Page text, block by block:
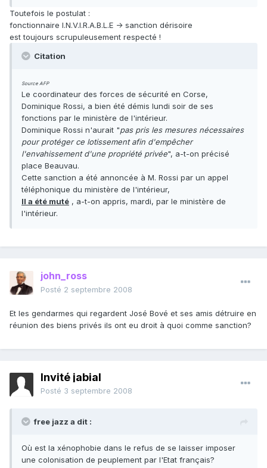
Toutefois le postulat :
fonctionnaire I.N.V.I.R.A.B.L.E -> sanction dérisoire
est toujours scrupuleusement respecté !
Citation
Source AFP
Le coordinateur des forces de sécurité en Corse,
Dominique Rossi, a bien été démis lundi soir de ses
fonctions par le ministère de l'intérieur.
Dominique Rossi n'aurait "pas pris les mesures nécessaires
pour protéger ce lotissement afin d'empêcher
l'envahissement d'une propriété privée", a-t-on précisé
place Beauvau.
Cette sanction a été annoncée à M. Rossi par un appel
téléphonique du ministère de l'intérieur,
Il a été muté , a-t-on appris, mardi, par le ministère de
l'intérieur.
john_ross
Posté 2 septembre 2008
Et les gendarmes qui regardent José Bové et ses amis détruire en
réunion des biens privés ils ont eu droit à quoi comme sanction?
Invité jabial
Posté 3 septembre 2008
free jazz a dit :
Où est la xénophobie dans le refus de se laisser imposer
une colonisation de peuplement par l'Etat français?